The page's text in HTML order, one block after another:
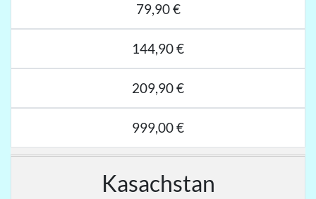
79,90 €
144,90 €
209,90 €
999,00 €
Kasachstan